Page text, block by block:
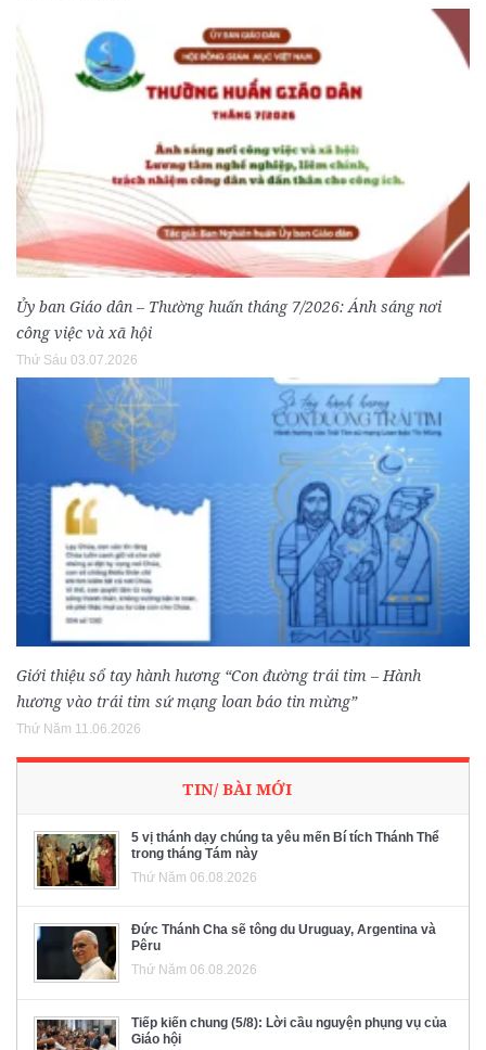
Ủy ban Giáo dân – Thường huấn tháng 7/2026: Ánh sáng nơi
công việc và xã hội
Thứ Sáu 03.07.2026
Giới thiệu sổ tay hành hương “Con đường trái tim – Hành
hương vào trái tim sứ mạng loan báo tin mừng”
Thứ Năm 11.06.2026
TIN/ BÀI MỚI
5 vị thánh dạy chúng ta yêu mến Bí tích Thánh Thể
trong tháng Tám này
Thứ Năm 06.08.2026
Đức Thánh Cha sẽ tông du Uruguay, Argentina và
Pêru
Thứ Năm 06.08.2026
Tiếp kiến chung (5/8): Lời cầu nguyện phụng vụ của
Giáo hội